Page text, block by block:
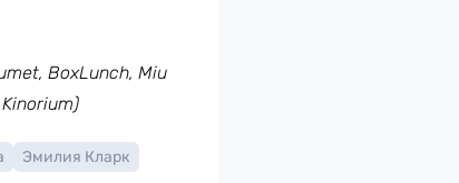
BoxLunch, Miu
Эмилия Кларк